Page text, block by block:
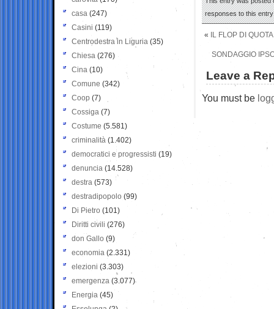
responses to this
« IL FLOP DI
SONDAGGIO
Leave a
You must be
casa (247)
Casini (119)
Centrodestra in Liguria (35)
Chiesa (276)
Cina (10)
Comune (342)
Coop (7)
Cossiga (7)
Costume (5.581)
criminalità (1.402)
democratici e progressisti (19)
denuncia (14.528)
destra (573)
destradipopolo (99)
Di Pietro (101)
Diritti civili (276)
don Gallo (9)
economia (2.331)
elezioni (3.303)
emergenza (3.077)
Energia (45)